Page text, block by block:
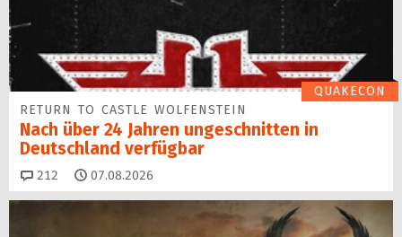
QUAKECON
RETURN TO CASTLE WOLFENSTEIN
Nach über 24 Jahren ungeschnitten in
Deutschland verfügbar
212 Kommentare
07.08.2026